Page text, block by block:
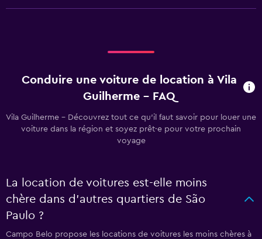
Conduire une voiture de location à Vila
Guilherme - FAQ
Vila Guilherme - Découvrez tout ce qu’il faut savoir pour louer une
voiture dans la région et soyez prêt·e pour votre prochain
voyage
La location de voitures est-elle moins
chère dans d’autres quartiers de São
Paulo ?
Campo Belo propose les locations de voitures les moins chères à